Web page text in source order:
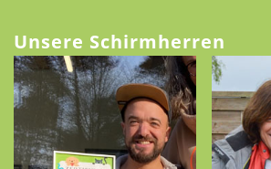
Unsere Schirmherren